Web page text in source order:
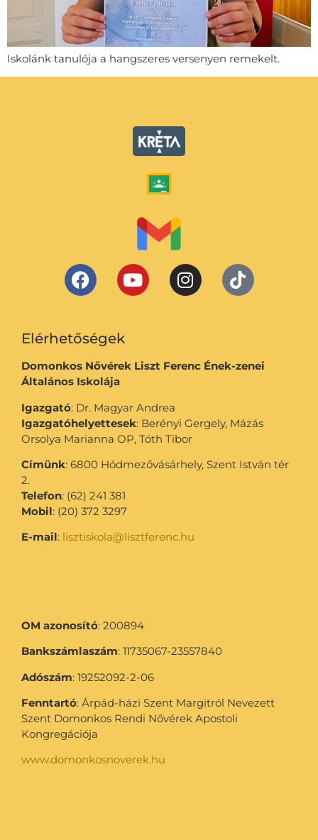
Iskolánk tanulója a hangszeres versenyen remekelt.
Elérhetőségek
Domonkos Nővérek Liszt Ferenc Ének-zenei
Általános Iskolája
Igazgató: Dr. Magyar Andrea
Igazgatóhelyettesek: Berényi Gergely, Mázás
Orsolya Marianna OP, Tóth Tibor
Címünk: 6800 Hódmezővásárhely, Szent István tér
2.
Telefon: (62) 241 381
Mobil: (20) 372 3297
E-mail: lisztiskola@lisztferenc.hu
OM azonosító: 200894
Bankszámlaszám: 11735067-23557840
Adószám: 19252092-2-06
Fenntartó: Árpád-házi Szent Margitról Nevezett
Szent Domonkos Rendi Nővérek Apostoli
Kongregációja
www.domonkosnoverek.hu